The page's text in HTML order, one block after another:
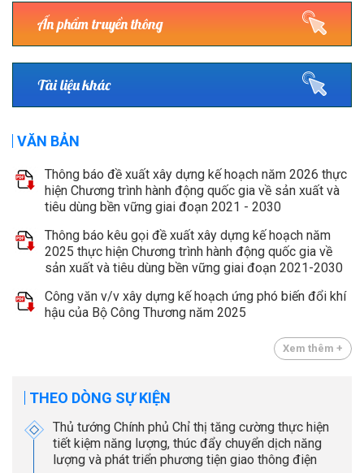
Ấn phẩm truyền thông
Tài liệu khác
VĂN BẢN
Thông báo đề xuất xây dựng kế hoạch năm 2026 thực
hiện Chương trình hành động quốc gia về sản xuất và
tiêu dùng bền vững giai đoạn 2021 - 2030
Thông báo kêu gọi đề xuất xây dựng kế hoạch năm
2025 thực hiện Chương trình hành động quốc gia về
sản xuất và tiêu dùng bền vững giai đoạn 2021-2030
Công văn v/v xây dựng kế hoạch ứng phó biến đổi khí
hậu của Bộ Công Thương năm 2025
Xem thêm +
THEO DÒNG SỰ KIỆN
Thủ tướng Chính phủ Chỉ thị tăng cường thực hiện
tiết kiệm năng lượng, thúc đẩy chuyển dịch năng
lượng và phát triển phương tiện giao thông điện